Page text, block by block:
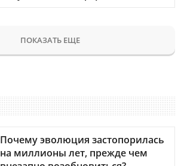
ПОКАЗАТЬ ЕЩЕ
Почему эволюция застопорилась
на миллионы лет, прежде чем